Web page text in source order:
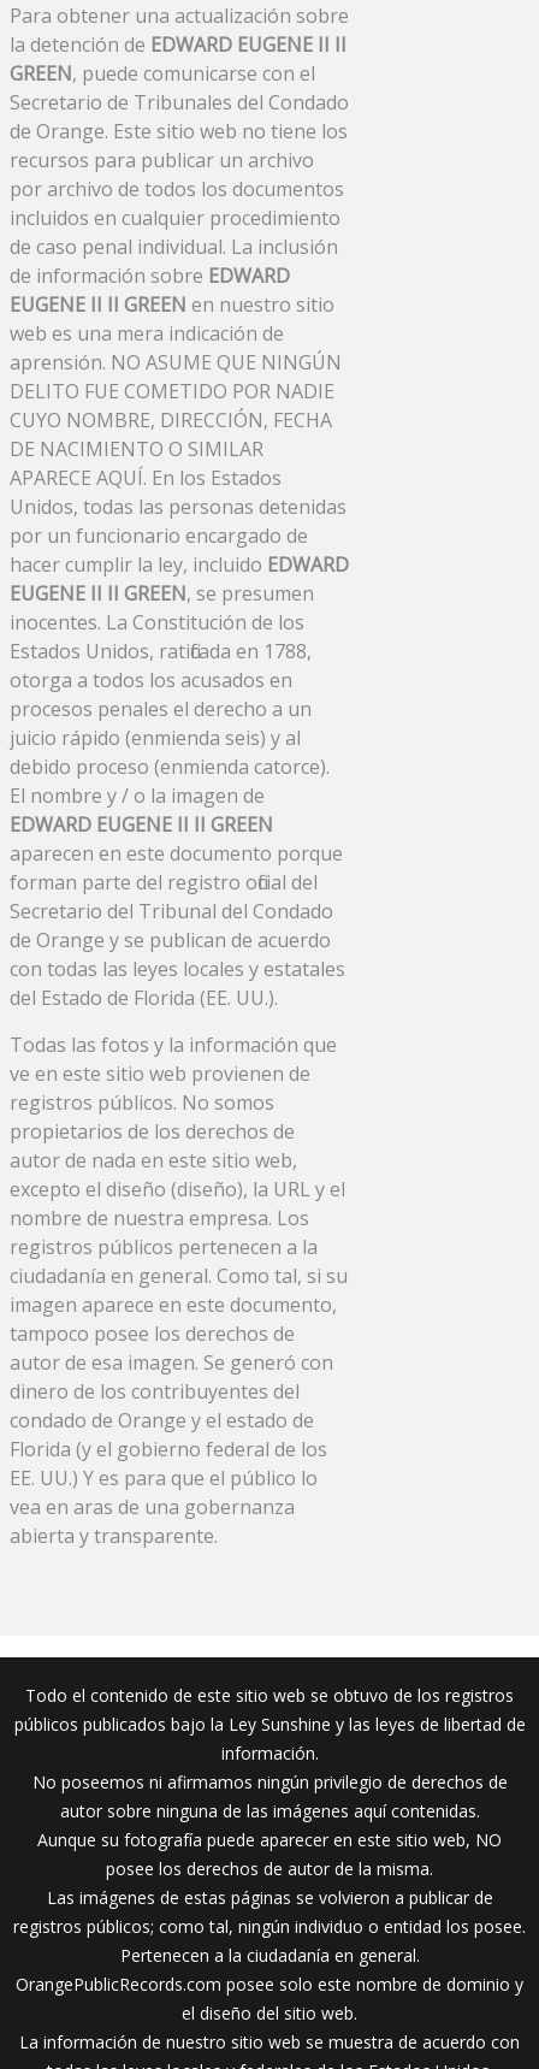
Para obtener una actualización sobre
la detención de EDWARD EUGENE II II
GREEN, puede comunicarse con el
Secretario de Tribunales del Condado
de Orange. Este sitio web no tiene los
recursos para publicar un archivo
por archivo de todos los documentos
incluidos en cualquier procedimiento
de caso penal individual. La inclusión
de información sobre EDWARD
EUGENE II II GREEN en nuestro sitio
web es una mera indicación de
aprensión. NO ASUME QUE NINGÚN
DELITO FUE COMETIDO POR NADIE
CUYO NOMBRE, DIRECCIÓN, FECHA
DE NACIMIENTO O SIMILAR
APARECE AQUÍ. En los Estados
Unidos, todas las personas detenidas
por un funcionario encargado de
hacer cumplir la ley, incluido EDWARD
EUGENE II II GREEN, se presumen
inocentes. La Constitución de los
Estados Unidos, ratificada en 1788,
otorga a todos los acusados ​​en
procesos penales el derecho a un
juicio rápido (enmienda seis) y al
debido proceso (enmienda catorce).
El nombre y / o la imagen de
EDWARD EUGENE II II GREEN
aparecen en este documento porque
forman parte del registro oficial del
Secretario del Tribunal del Condado
de Orange y se publican de acuerdo
con todas las leyes locales y estatales
del Estado de Florida (EE. UU.).
Todas las fotos y la información que
ve en este sitio web provienen de
registros públicos. No somos
propietarios de los derechos de
autor de nada en este sitio web,
excepto el diseño (diseño), la URL y el
nombre de nuestra empresa. Los
registros públicos pertenecen a la
ciudadanía en general. Como tal, si su
imagen aparece en este documento,
tampoco posee los derechos de
autor de esa imagen. Se generó con
dinero de los contribuyentes del
condado de Orange y el estado de
Florida (y el gobierno federal de los
EE. UU.) Y es para que el público lo
vea en aras de una gobernanza
abierta y transparente.
Todo el contenido de este sitio web se obtuvo de los registros
públicos publicados bajo la Ley Sunshine y las leyes de libertad de
información.
No poseemos ni afirmamos ningún privilegio de derechos de
autor sobre ninguna de las imágenes aquí contenidas.
Aunque su fotografía puede aparecer en este sitio web, NO
posee los derechos de autor de la misma.
Las imágenes de estas páginas se volvieron a publicar de
registros públicos; como tal, ningún individuo o entidad los posee.
Pertenecen a la ciudadanía en general.
OrangePublicRecords.com posee solo este nombre de dominio y
el diseño del sitio web.
La información de nuestro sitio web se muestra de acuerdo con